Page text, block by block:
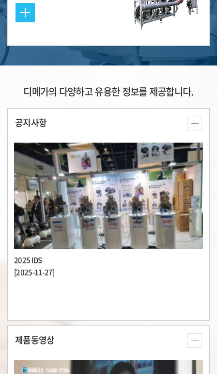
디메가의 다양하고 유용한 정보를 제공합니다.
공지사항
2025 IDS
[2025-11-27]
제품동영상